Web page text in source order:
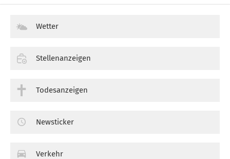
Wetter
Stellenanzeigen
Todesanzeigen
Newsticker
Verkehr